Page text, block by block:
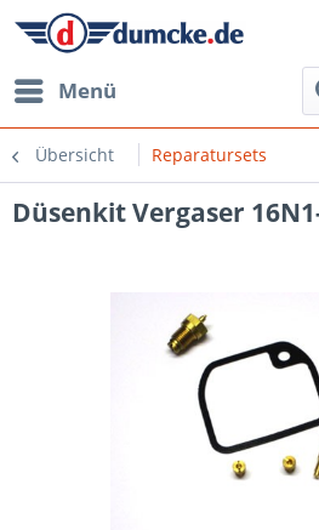
Menü
Übersicht Reparatursets
Düsenkit Vergaser